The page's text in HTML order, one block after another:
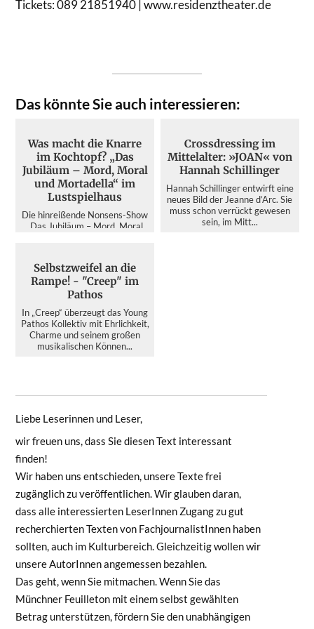
Tickets: 089 21851940 | www.residenztheater.de
Das könnte Sie auch interessieren:
Was macht die Knarre
im Kochtopf? „Das
Jubiläum – Mord, Moral
und Mortadella“ im
Lustspielhaus
Die hinreißende Nonsens-Show
„Das Jubiläum – Mord, Moral
italienis...
Crossdressing im
Mittelalter: »JOAN« von
Hannah Schillinger
Hannah Schillinger entwirft eine
neues Bild der Jeanne d’Arc. Sie
muss schon verrückt gewesen
sein, im Mitt...
Selbstzweifel an die
Rampe! - "Creep" im
Pathos
In „Creep“ überzeugt das Young
Pathos Kollektiv mit Ehrlichkeit,
Charme und seinem großen
musikalischen Können...
Liebe Leserinnen und Leser,
wir freuen uns, dass Sie diesen Text interessant
finden!
Wir haben uns entschieden, unsere Texte frei
zugänglich zu veröffentlichen. Wir glauben daran,
dass alle interessierten LeserInnen Zugang zu gut
recherchierten Texten von FachjournalistInnen haben
sollten, auch im Kulturbereich. Gleichzeitig wollen wir
unsere AutorInnen angemessen bezahlen.
Das geht, wenn Sie mitmachen. Wenn Sie das
Münchner Feuilleton mit einem selbst gewählten
Betrag unterstützen, fördern Sie den unabhängigen